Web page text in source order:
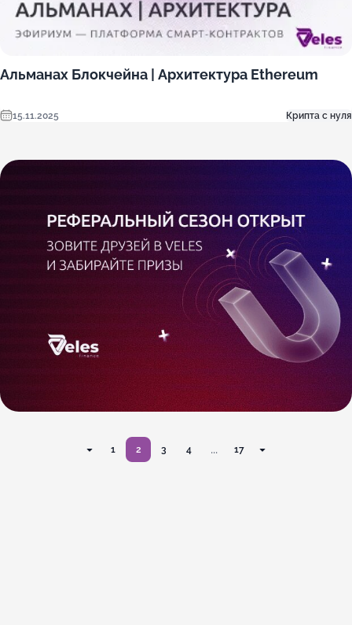
Альманах Блокчейна | Архитектура Ethereum
15.11.2025 Крипта с нуля
1 2 3 4 ... 17